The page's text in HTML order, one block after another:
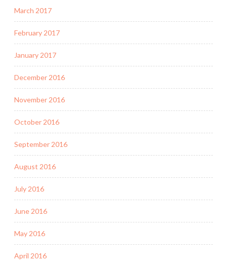
March 2017
February 2017
January 2017
December 2016
November 2016
October 2016
September 2016
August 2016
July 2016
June 2016
May 2016
April 2016